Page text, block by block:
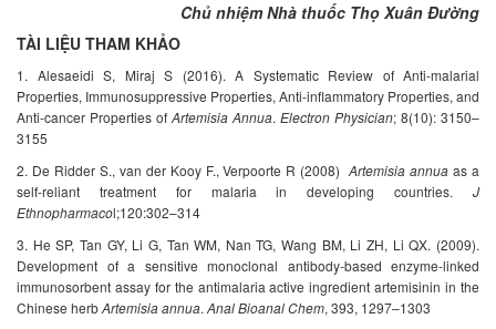
Chủ nhiệm Nhà thuốc Thọ Xuân Đường
TÀI LIỆU THAM KHẢO
1. Alesaeidi S, Miraj S (2016). A Systematic Review of Anti-malarial
Properties, Immunosuppressive Properties, Anti-inflammatory Properties, and
Anti-cancer Properties of Artemisia Annua. Electron Physician; 8(10): 3150–
3155
2. De Ridder S., van der Kooy F., Verpoorte R (2008)Artemisia annua as a
self-reliant treatment for malaria in developing countries. J
Ethnopharmacol;120:302–314
3. He SP, Tan GY, Li G, Tan WM, Nan TG, Wang BM, Li ZH, Li QX. (2009).
Development of a sensitive monoclonal antibody-based enzyme-linked
immunosorbent assay for the antimalaria active ingredient artemisinin in the
Chinese herbArtemisia annua. Anal Bioanal Chem, 393, 1297–1303